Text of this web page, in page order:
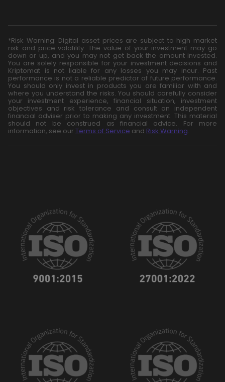
*Risk Warning: Digital asset prices are subject to high market
risk and price volatility. The value of your investment may go
down or up, and you may not get back the amount invested.
You are solely responsible for your investment decisions and
Kriptomat is not liable for any losses you may incur. Past
performance is not a reliable predictor of future performance.
You should only invest in products you are familiar with and
where you understand the risks. You should carefully consider
your investment experience, financial situation, investment
objectives and risk tolerance and consult an independent
financial adviser prior to making any investment. This material
should not be construed as financial advice. For more
information, see our Terms of Service and Risk Warning.